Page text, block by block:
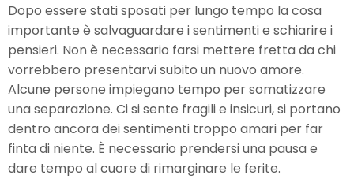
Dopo essere stati sposati per lungo tempo la cosa
importante è salvaguardare i sentimenti e schiarire i
pensieri. Non è necessario farsi mettere fretta da chi
vorrebbero presentarvi subito un nuovo amore.
Alcune persone impiegano tempo per somatizzare
una separazione. Ci si sente fragili e insicuri, si portano
dentro ancora dei sentimenti troppo amari per far
finta di niente. È necessario prendersi una pausa e
dare tempo al cuore di rimarginare le ferite.